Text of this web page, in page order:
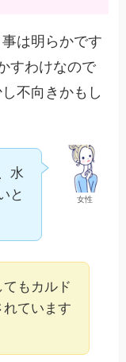
事は明らかです
すわけなので
不向きかもし
女性
水
と
もカルド
ています